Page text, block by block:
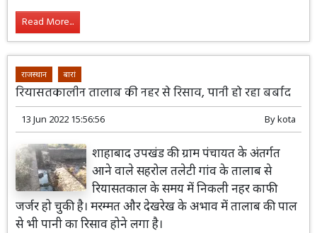
Read More...
राजस्थान बारां
रियासतकालीन तालाब की नहर से रिसाव, पानी हो रहा बर्बाद
13 Jun 2022 15:56:56 Bykota
शाहाबाद उपखंड की ग्राम पंचायत के अंतर्गत
आने वाले सहरोल तलेटी गांव के तालाब से
रियासतकाल के समय में निकली नहर काफी
जर्जर हो चुकी है। मरम्मत और देखरेख के अभाव में तालाब की पाल
से भी पानी का रिसाव होने लगा है।